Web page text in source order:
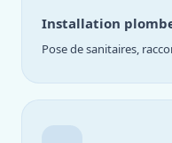
Installation
Pose de sanitaires,